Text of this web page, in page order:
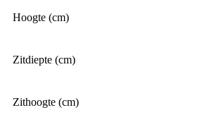
Hoogte (cm)
Zitdiepte (cm)
Zithoogte (cm)